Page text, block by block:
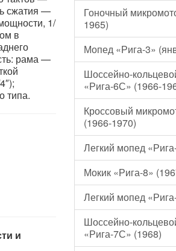
сжатия —
1/
в
рама —
типа.
и
Гоночный
1965)
Мопед «Рига-3»
Шоссейно-
«Рига-6С» (1966-
Кроссовый
(1966-1970)
Легкий мопед
Мокик «Рига-8»
Легкий мопед
Шоссейно-
«Рига-7С» (1968)